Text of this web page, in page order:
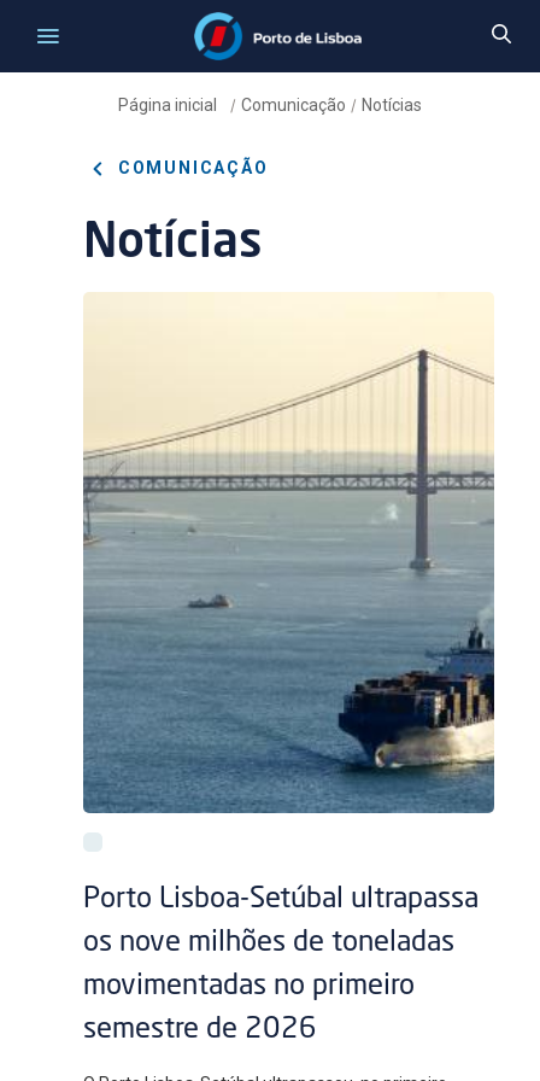
Página inicial / Comunicação / Notícias
COMUNICAÇÃO
Notícias
Porto Lisboa-Setúbal ultrapassa
os nove milhões de toneladas
movimentadas no primeiro
semestre de 2026